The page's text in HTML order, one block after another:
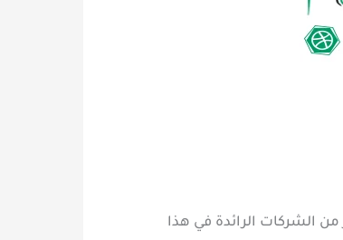
الشركات الرائدة في هذا